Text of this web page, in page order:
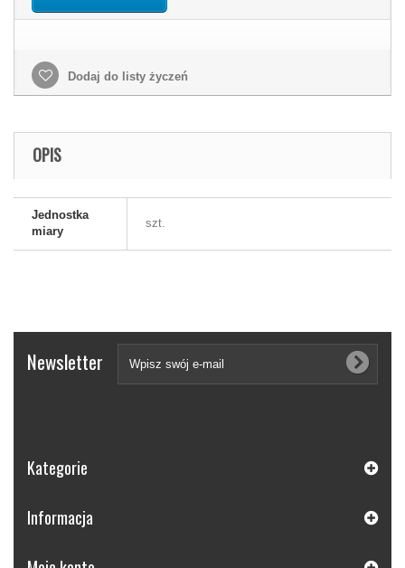
Dodaj do listy życzeń
OPIS
Jednostka
miary
szt.
Newsletter
Kategorie
Informacja